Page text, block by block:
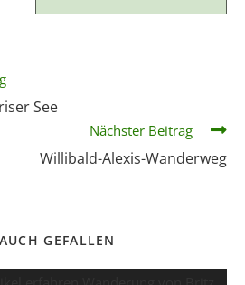
See
Nächster Beitrag
Willibald-Alexis-Wanderweg
GEFALLEN